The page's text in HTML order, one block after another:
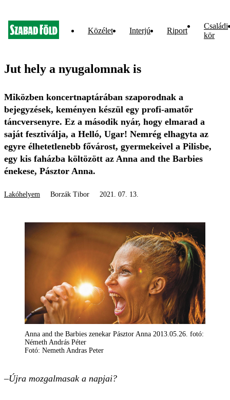
Közélet Interjú Riport
Családi
kör
Jut hely a nyugalomnak is
Miközben koncertnaptárában szaporodnak a
bejegyzések, keményen készül egy profi-amatőr
táncversenyre. Ez a második nyár, hogy elmarad a
saját fesztiválja, a Helló, Ugar! Nemrég elhagyta az
egyre élhetetlenebb fővárost, gyermekeivel a Pilisbe,
egy kis faházba költözött az Anna and the Barbies
énekese, Pásztor Anna.
Lakóhelyem Borzák Tibor 2021. 07. 13.
Anna and the Barbies zenekar Pásztor Anna 2013.05.26. fotó:
Németh András Péter
Fotó: Nemeth Andras Peter
–Újra mozgalmasak a napjai?